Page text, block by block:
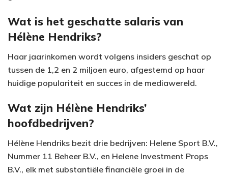
Wat is het geschatte salaris van
Hélène Hendriks?
Haar jaarinkomen wordt volgens insiders geschat op
tussen de 1,2 en 2 miljoen euro, afgestemd op haar
huidige populariteit en succes in de mediawereld.
Wat zijn Hélène Hendriks’
hoofdbedrijven?
Hélène Hendriks bezit drie bedrijven: Helene Sport B.V.,
Nummer 11 Beheer B.V., en Helene Investment Props
B.V., elk met substantiële financiële groei in de